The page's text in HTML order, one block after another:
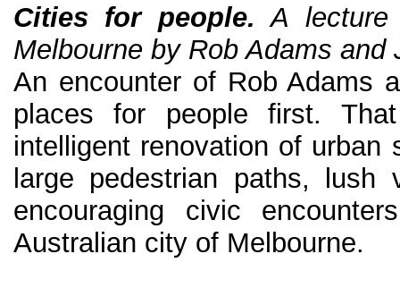
Cities for people. A
Melbourne by Rob Adams and
An encounter of Rob Adams
places for people first.
intelligent renovation of urban
large pedestrian paths, lush
encouraging civic
Australian city of Melbourne.